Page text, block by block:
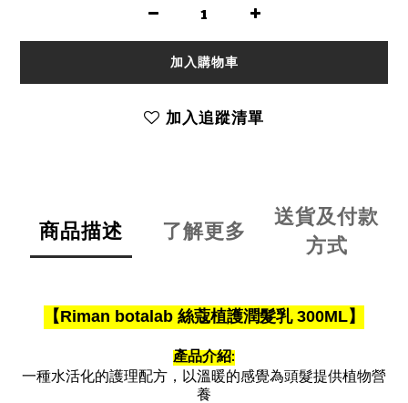
加入購物車
加入追蹤清單
商品描述 了解更多
送貨及付款
方式
【Riman botalab 絲蔻植護潤髮乳 300ML】
產品介紹:
一種水活化的護理配方，以溫暖的感覺為頭髮提供植物營
養